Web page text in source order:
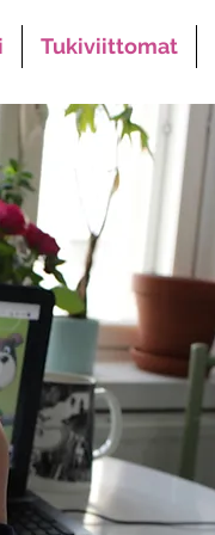
Tukiviittomat